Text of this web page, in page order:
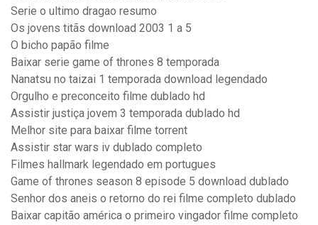
Serie o ultimo dragao resumo
Os jovens titãs download 2003 1 a 5
O bicho papão filme
Baixar serie game of thrones 8 temporada
Nanatsu no taizai 1 temporada download legendado
Orgulho e preconceito filme dublado hd
Assistir justiça jovem 3 temporada dublado hd
Melhor site para baixar filme torrent
Assistir star wars iv dublado completo
Filmes hallmark legendado em portugues
Game of thrones season 8 episode 5 download dublado
Senhor dos aneis o retorno do rei filme completo dublado
Baixar capitão américa o primeiro vingador filme completo